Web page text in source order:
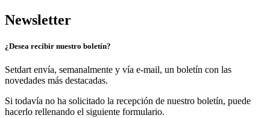
Newsletter
¿Desea recibir nuestro boletín?
Setdart envía, semanalmente y vía e-mail, un boletín con las
novedades más destacadas.
Si todavía no ha solicitado la recepción de nuestro boletín, puede
hacerlo rellenando el siguiente formulario.